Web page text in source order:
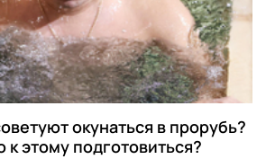
окунаться в прорубь?
к этому подготовиться?